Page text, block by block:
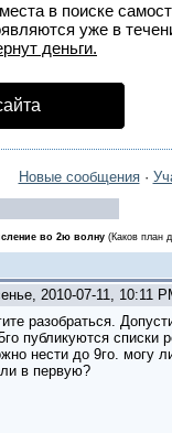
в поиске
уже в
деньги.
Новые сообщения·
во 2ю волну (Каков план
2010-07-11, 10:11
разобраться.
публикуются списки
нести до 9го. могу
в первую?